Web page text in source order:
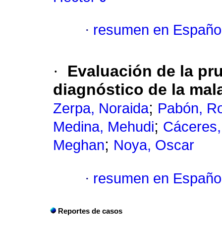
· resumen en
·
Evaluación de la
diagnóstico de la
Zerpa, Noraida; Pabón,
Medina, Mehudi;
Meghan; Noya, Oscar
· resumen en
Reportes de casos